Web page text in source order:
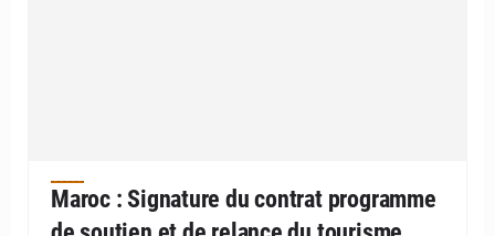
Maroc : Signature du contrat programme